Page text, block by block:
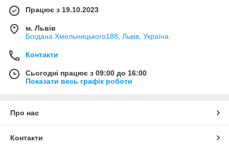
Працює з 19.10.2023
м. Львів
Богдана Хмельницького188, Львів, Україна
Контакти
Сьогодні працює з 09:00 до 16:00
Показати весь графік роботи
Про нас
Контакти